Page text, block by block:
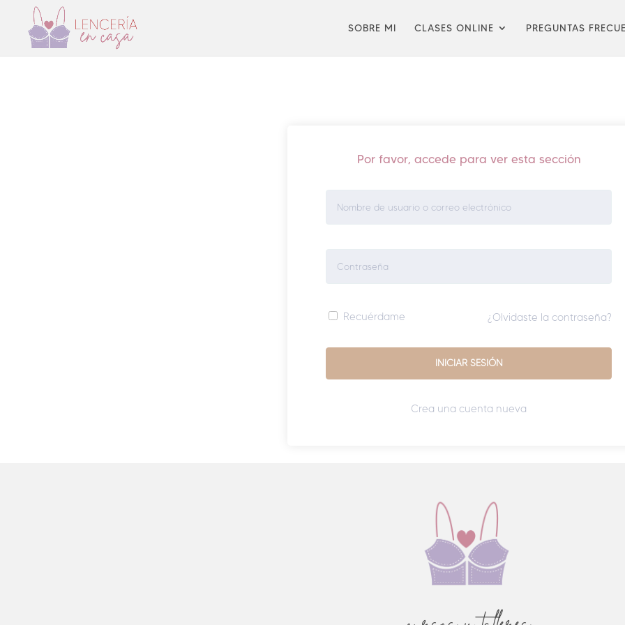
SOBRE MI CLASES ONLINE PREGUNTAS
Por favor, accede para ver esta sección
Recuérdame ¿Olvidaste la contraseña?
Crea una cuenta nueva